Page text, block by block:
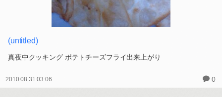
(untitled)
真夜中クッキング ポテトチーズフライ出来上がり
2010.08.31 03:06 0